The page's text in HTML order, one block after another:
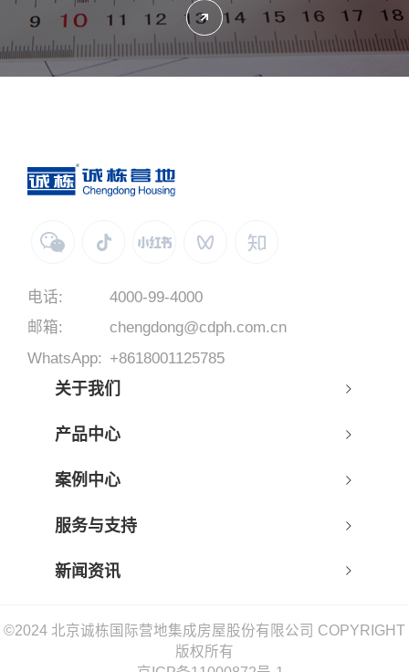
了解更多
电话:
4000-99-4000
邮箱:
chengdong@cdph.com.cn
WhatsApp: +8618001125785
关于我们
产品中心
案例中心
服务与支持
新闻资讯
©2024 北京诚栋国际营地集成房屋股份有限公司 COPYRIGHT
版权所有